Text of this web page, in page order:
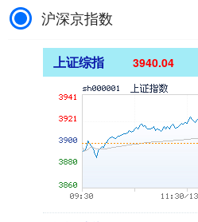
沪深京指数
上证综指 3940.04